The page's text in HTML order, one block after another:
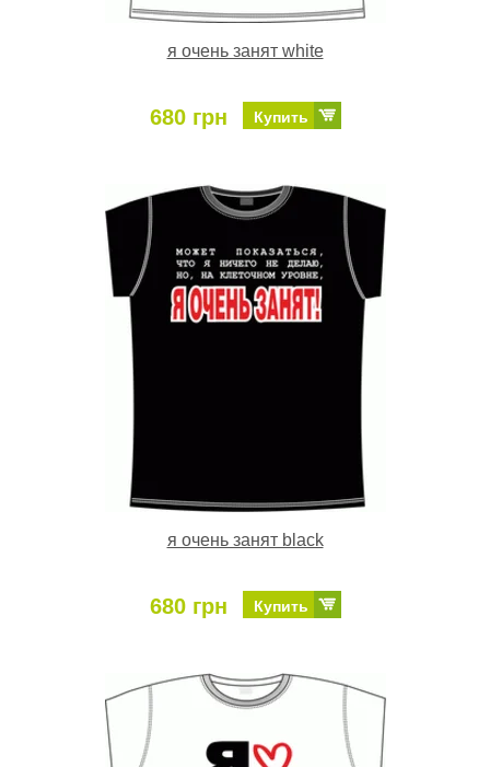
я очень занят white
680 грн Купить
я очень занят black
680 грн Купить